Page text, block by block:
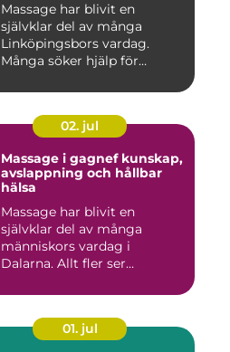
Massage har blivit en
självklar del av många
Linköpingsbors vardag.
Många söker hjälp för
02. jul
Massage i gagnef kunskap,
avslappning och hållbar
hälsa
Massage har blivit en
självklar del av många
människors vardag i
Dalarna. Allt fler ser
01. jul